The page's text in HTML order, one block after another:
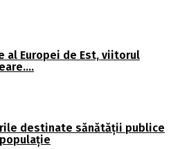
al Europei de Est, viitorul
destinate sănătății publice